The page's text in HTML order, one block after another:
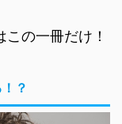
の一冊だけ！
？